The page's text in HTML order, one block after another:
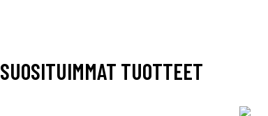
SUOSITUIMMAT TUOTTEET